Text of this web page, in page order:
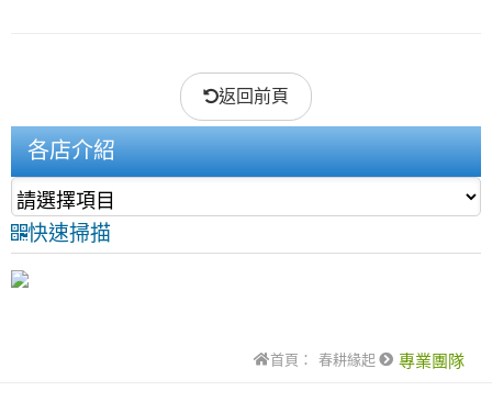
返回前頁
各店介紹
快速掃描
首頁： 春耕緣起 專業團隊